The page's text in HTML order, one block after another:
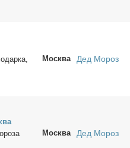
Москва Дед Мороз
Москва Дед Мороз